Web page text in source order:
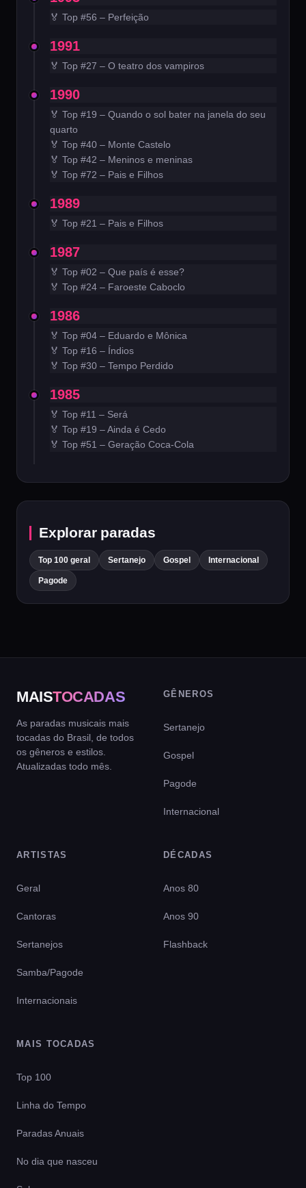
🏅 Top #56 – Perfeição
1991
🏅 Top #27 – O teatro dos vampiros
1990
🏅 Top #19 – Quando o sol bater na janela do seu
quarto
🏅 Top #40 – Monte Castelo
🏅 Top #42 – Meninos e meninas
🏅 Top #72 – Pais e Filhos
1989
🏅 Top #21 – Pais e Filhos
1987
🏅 Top #02 – Que país é esse?
🏅 Top #24 – Faroeste Caboclo
1986
🏅 Top #04 – Eduardo e Mônica
🏅 Top #16 – Índios
🏅 Top #30 – Tempo Perdido
1985
🏅 Top #11 – Será
🏅 Top #19 – Ainda é Cedo
🏅 Top #51 – Geração Coca-Cola
Explorar paradas
Top 100 geral Sertanejo Gospel Internacional
Pagode
MAISTOCADAS
As paradas musicais mais
tocadas do Brasil, de todos
os gêneros e estilos.
Atualizadas todo mês.
GÊNEROS
Sertanejo
Gospel
Pagode
Internacional
ARTISTAS
Geral
Cantoras
Sertanejos
Samba/Pagode
Internacionais
DÉCADAS
Anos 80
Anos 90
Flashback
MAIS TOCADAS
Top 100
Linha do Tempo
Paradas Anuais
No dia que nasceu